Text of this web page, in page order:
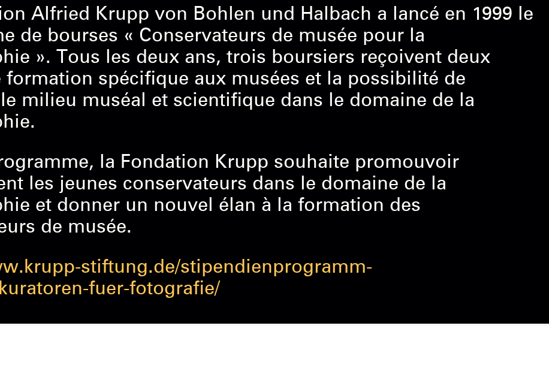
Alfried Krupp von Bohlen und Halbach a lancé en 1999 le
de bourses « Conservateurs de musée pour la
». Tous les deux ans, trois boursiers reçoivent deux
formation spécifique aux musées et la possibilité de
milieu muséal et scientifique dans le domaine de la
la Fondation Krupp souhaite promouvoir
les jeunes conservateurs dans le domaine de la
et donner un nouvel élan à la formation des
de musée.
stiftung.de/stipendienprogramm-
fuer-fotografie/